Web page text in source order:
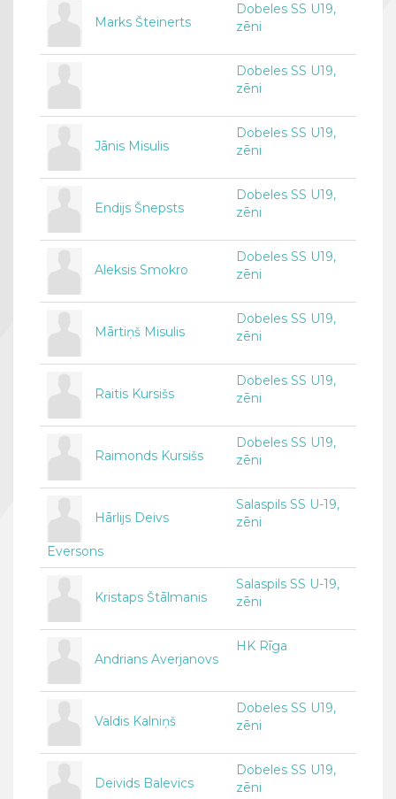
Marks Šteinerts
Dobeles SS U19,
zēni
Dobeles SS U19,
zēni
Jānis Misulis
Dobeles SS U19,
zēni
Endijs Šnepsts
Dobeles SS U19,
zēni
Aleksis Smokro
Dobeles SS U19,
zēni
Mārtiņš Misulis
Dobeles SS U19,
zēni
Raitis Kursišs
Dobeles SS U19,
zēni
Raimonds Kursišs
Dobeles SS U19,
zēni
Hārlijs Deivs
Eversons
Salaspils SS U-19,
zēni
Kristaps Štālmanis
Salaspils SS U-19,
zēni
Andrians Averjanovs
HK Rīga
Valdis Kalniņš
Dobeles SS U19,
zēni
Deivids Balevics
Dobeles SS U19,
zēni